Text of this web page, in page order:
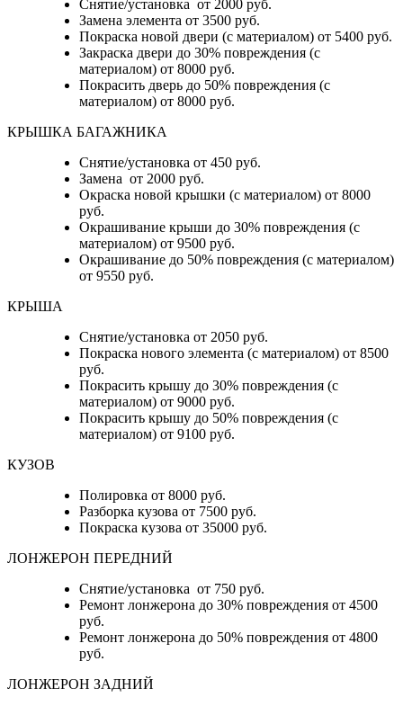
Снятие/установка от 2000 руб.
Замена элемента от 3500 руб.
Покраска новой двери (с материалом) от 5400 руб.
Закраска двери до 30% повреждения (с
материалом) от 8000 руб.
Покрасить дверь до 50% повреждения (с
материалом) от 8000 руб.
КРЫШКА БАГАЖНИКА
Снятие/установка от 450 руб.
Замена от 2000 руб.
Окраска новой крышки (с материалом) от 8000
руб.
Окрашивание крыши до 30% повреждения (с
материалом) от 9500 руб.
Окрашивание до 50% повреждения (с материалом)
от 9550 руб.
КРЫША
Снятие/установка от 2050 руб.
Покраска нового элемента (с материалом) от 8500
руб.
Покрасить крышу до 30% повреждения (с
материалом) от 9000 руб.
Покрасить крышу до 50% повреждения (с
материалом) от 9100 руб.
КУЗОВ
Полировка от 8000 руб.
Разборка кузова от 7500 руб.
Покраска кузова от 35000 руб.
ЛОНЖЕРОН ПЕРЕДНИЙ
Снятие/установка от 750 руб.
Ремонт лонжерона до 30% повреждения от 4500
руб.
Ремонт лонжерона до 50% повреждения от 4800
руб.
ЛОНЖЕРОН ЗАДНИЙ